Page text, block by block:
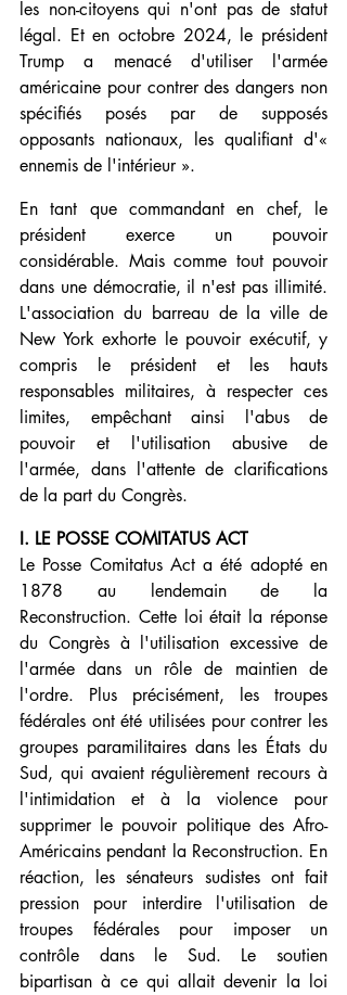
les non-citoyens qui n'ont pas de statut
légal. Et en octobre 2024, le président
Trump a menacé d'utiliser l'armée
américaine pour contrer des dangers non
spécifiés posés par de supposés
opposants nationaux, les qualifiant d'«
ennemis de l'intérieur ».
En tant que commandant en chef, le
président exerce un pouvoir
considérable. Mais comme tout pouvoir
dans une démocratie, il n'est pas illimité.
L'association du barreau de la ville de
New York exhorte le pouvoir exécutif, y
compris le président et les hauts
responsables militaires, à respecter ces
limites, empêchant ainsi l'abus de
pouvoir et l'utilisation abusive de
l'armée, dans l'attente de clarifications
de la part du Congrès.
I. LE POSSE COMITATUS ACT
Le Posse Comitatus Act a été adopté en
1878 au lendemain de la
Reconstruction. Cette loi était la réponse
du Congrès à l'utilisation excessive de
l'armée dans un rôle de maintien de
l'ordre. Plus précisément, les troupes
fédérales ont été utilisées pour contrer les
groupes paramilitaires dans les États du
Sud, qui avaient régulièrement recours à
l'intimidation et à la violence pour
supprimer le pouvoir politique des Afro-
Américains pendant la Reconstruction. En
réaction, les sénateurs sudistes ont fait
pression pour interdire l'utilisation de
troupes fédérales pour imposer un
contrôle dans le Sud. Le soutien
bipartisan à ce qui allait devenir la loi